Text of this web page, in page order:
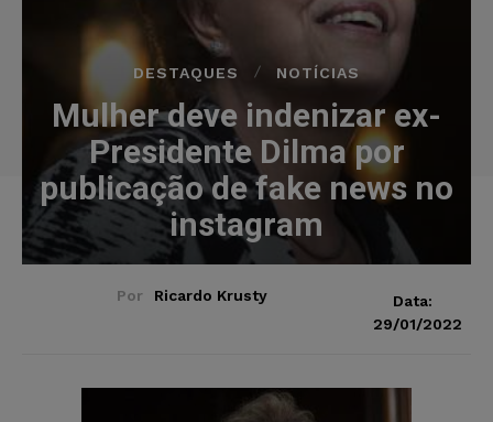
DESTAQUES NOTÍCIAS
Mulher deve indenizar ex-
Presidente Dilma por
publicação de fake news no
instagram
Por Ricardo Krusty
Data:
29/01/2022